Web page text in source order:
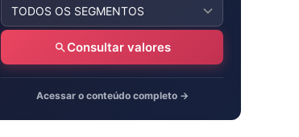
Consultar valores
Acessar o conteúdo completo →